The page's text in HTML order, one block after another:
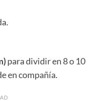
para dividir en 8 o 10
en compañía.